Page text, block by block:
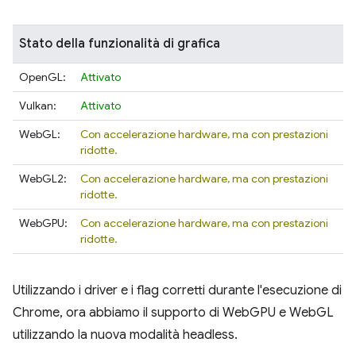
Stato della funzionalità di grafica
OpenGL:
Attivato
Vulkan:
Attivato
WebGL:
Con accelerazione hardware, ma con prestazioni
ridotte.
WebGL2:
Con accelerazione hardware, ma con prestazioni
ridotte.
WebGPU:
Con accelerazione hardware, ma con prestazioni
ridotte.
Utilizzando i driver e i flag corretti durante l'esecuzione di
Chrome, ora abbiamo il supporto di WebGPU e WebGL
utilizzando la nuova modalità headless.